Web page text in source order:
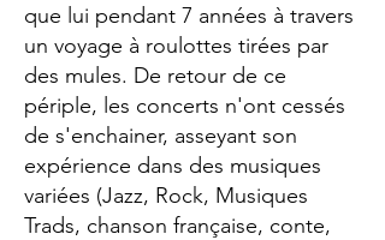
que lui pendant 7 années à travers
un voyage à roulottes tirées par
des mules. De retour de ce
périple, les concerts n'ont cessés
de s'enchainer, asseyant son
expérience dans des musiques
variées (Jazz, Rock, Musiques
Trads, chanson française, conte,